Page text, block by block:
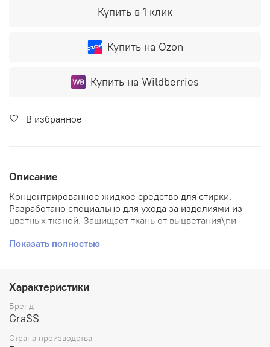
Купить в 1 клик
Купить на Ozon
Купить на Wildberries
В избранное
Описание
Концентрированное жидкое средство для стирки.
Разработано специально для ухода за изделиями из
цветных тканей. Защищает ткань от выцветания\nи
стирок. Разработано под контролем ведущих
синтетических тканей, тканей из смешанных волокон в
стиральных машинах любого типа и ручной стирки в
воде любой жесткости.\nПрекрасно отстирывает даже
самые сильные загрязнения.
Состав:≥30% очищенная вода; ≥5%, но <15% анионные
Показать полностью
Характеристики
Бренд
GraSS
Страна производства